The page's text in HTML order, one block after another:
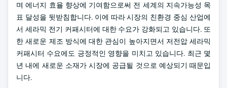
며 에너지 효율 향상에 기여함으로써 전 세계의 지속가능성 목
표 달성을 뒷받침합니다. 이에 따라 시장의 친환경 중심 산업에
서 세라믹 전기 커패시터에 대한 수요가 강화되고 있습니다. 또
한 새로운 제조 방식에 대한 관심이 높아지면서 저전압 세라믹
커패시터 수요에도 긍정적인 영향을 미치고 있습니다. 최근 몇
년 내에 새로운 소재가 시장에 공급될 것으로 예상되기 때문입
니다.